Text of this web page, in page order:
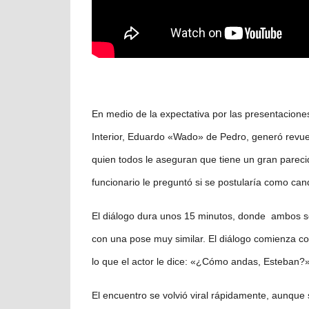
En medio de la expectativa por las
Interior, Eduardo «Wado» de Pedro, generó
quien todos le aseguran que tiene un gran
funcionario le preguntó si se postularía como
El diálogo dura unos 15 minutos, donde ambos
con una pose muy similar. El diálogo comienza
lo que el actor le dice: «¿Cómo andas,
El encuentro se volvió viral rápidamente,